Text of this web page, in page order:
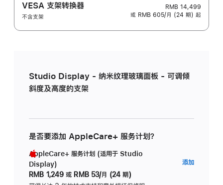
VESA 支架转换器
不含支架
RMB 14,499
或 RMB 605/月 (24 期) 起
Studio Display - 纳米纹理玻璃面板 - 可调倾
斜度及高度的支架
是否要添加 AppleCare+ 服务计划？
AppleCare+ 服务计划 (适用于 Studio
Display)
RMB 1,249 或 RMB 53/月 (24 期)
添加